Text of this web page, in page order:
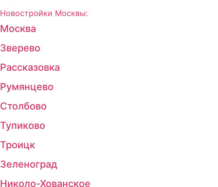
Новостройки Москвы:
Москва
Зверево
Рассказовка
Румянцево
Столбово
Тупиково
Троицк
Зеленоград
Николо-Хованское